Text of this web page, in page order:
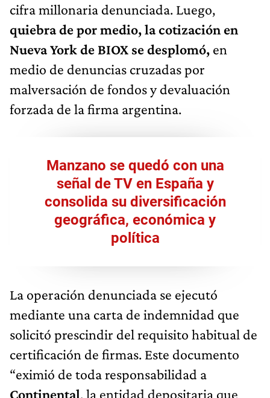
cifra millonaria denunciada. Luego,
quiebra de por medio, la cotización en
Nueva York de BIOX se desplomó, en
medio de denuncias cruzadas por
malversación de fondos y devaluación
forzada de la firma argentina.
Manzano se quedó con una
señal de TV en España y
consolida su diversificación
geográfica, económica y
política
La operación denunciada se ejecutó
mediante una carta de indemnidad que
solicitó prescindir del requisito habitual de
certificación de firmas. Este documento
“eximió de toda responsabilidad a
Continental, la entidad depositaria que